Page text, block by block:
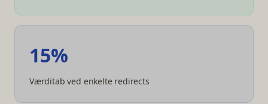
15%
Værditab ved enkelte redirects